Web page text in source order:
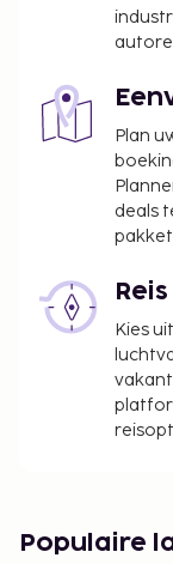
Plan
deals
Kies
Populaire